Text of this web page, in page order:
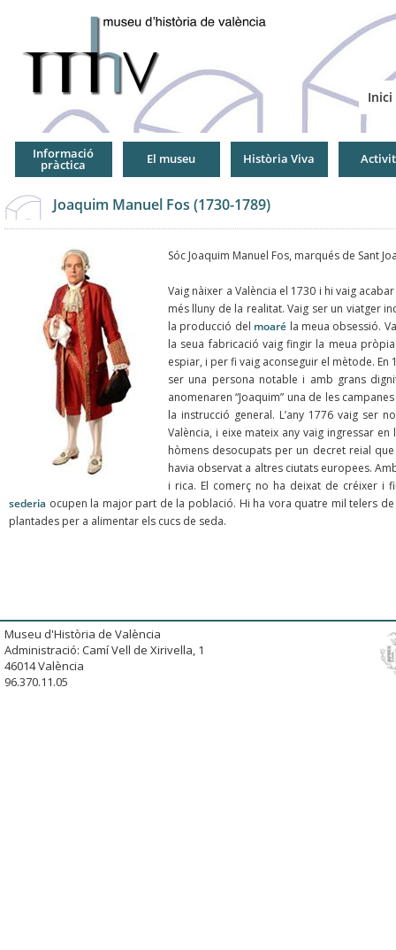
Inici
Informació
pràctica El museu Història Viva
Joaquim Manuel Fos (1730-1789)
Sóc Joaquim Manuel Fos, marqués de Sant
Vaig nàixer a València el 1730 i hi vaig
més lluny de la realitat. Vaig ser un viatger
la producció del moaré la meua obsessió.
la seua fabricació vaig fingir la meua
espiar, i per fi vaig aconseguir el mètode. En
ser una persona notable i amb grans
anomenaren “Joaquim” una de les
la instrucció general. L’any 1776 vaig ser
València, i eixe mateix any vaig ingressar en
hòmens desocupats per un decret reial
havia observat a altres ciutats europees.
i rica. El comerç no ha deixat de créixer i
sederia ocupen la major part de la població. Hi ha vora quatre mil telers
plantades per a alimentar els cucs de seda.
Museu d'Història de València
Administració: Camí Vell de Xirivella, 1
46014 València
96.370.11.05